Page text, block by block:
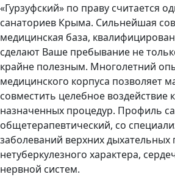
«Гурзуфский» по праву считается
санаториев Крыма. Сильнейшая
медицинская база,
сделают Ваше пребывание не
крайне полезным. Многолетний
медицинского корпуса позволяет
совместить целебное воздействие
назначенных процедур. Профиль
общетерапевтический, со
заболеваний верхних дыхательных
нетуберкулезного характера,
нервной систем.